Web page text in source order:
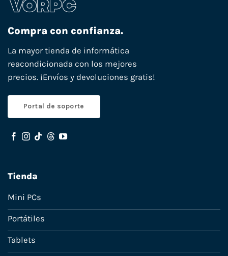
Compra con confianza.
La mayor tienda de informática
reacondicionada con los mejores
precios. ¡Envíos y devoluciones gratis!
Portal de soporte
Tienda
Mini PCs
Portátiles
Tablets